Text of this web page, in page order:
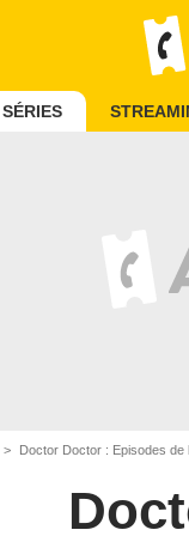
SÉRIES
Doctor Doctor : Episodes de